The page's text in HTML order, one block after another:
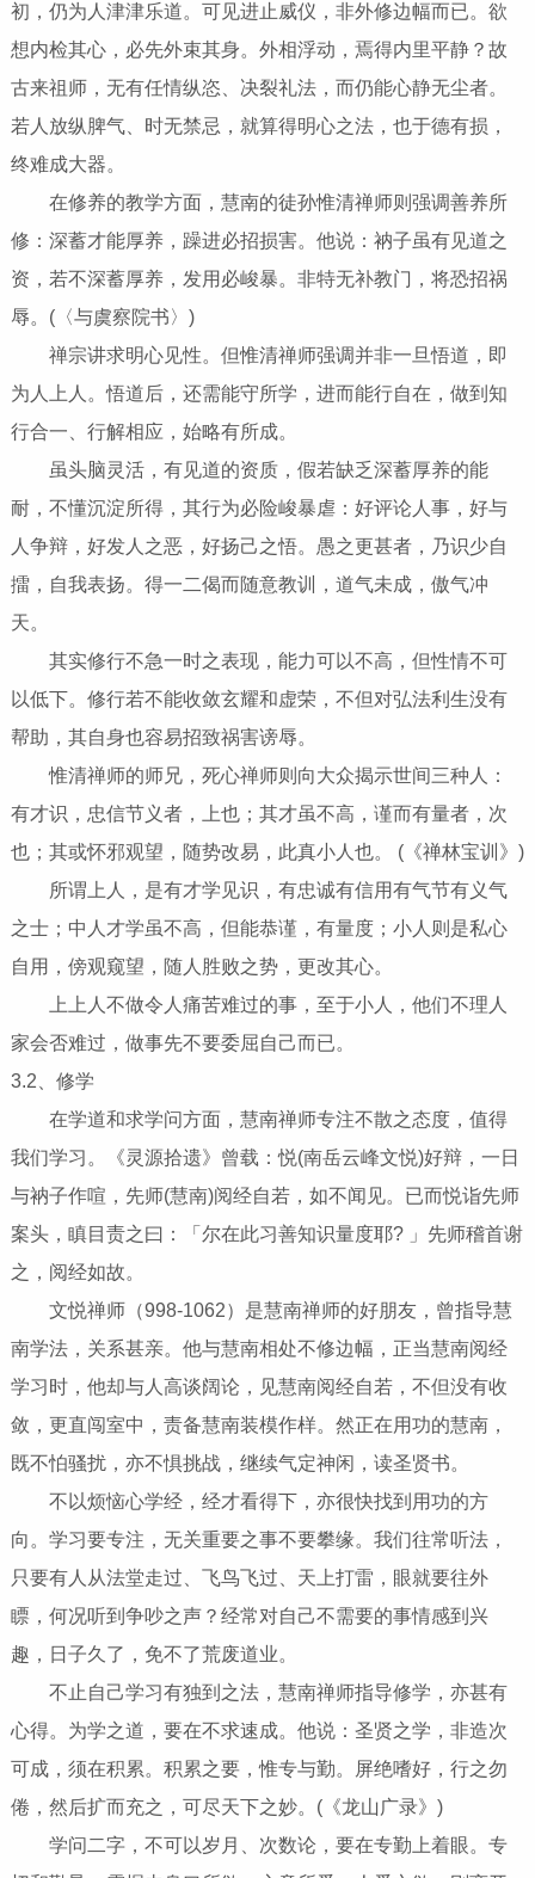
初，仍为人津津乐道。可见进止威仪，非外修边幅而已。欲
想内检其心，必先外束其身。外相浮动，焉得内里平静？故
古来祖师，无有任情纵恣、决裂礼法，而仍能心静无尘者。
若人放纵脾气、时无禁忌，就算得明心之法，也于德有损，
终难成大器。
在修养的教学方面，慧南的徒孙惟清禅师则强调善养所
修：深蓄才能厚养，躁进必招损害。他说：衲子虽有见道之
资，若不深蓄厚养，发用必峻暴。非特无补教门，将恐招祸
辱。(〈与虞察院书〉)
禅宗讲求明心见性。但惟清禅师强调并非一旦悟道，即
为人上人。悟道后，还需能守所学，进而能行自在，做到知
行合一、行解相应，始略有所成。
虽头脑灵活，有见道的资质，假若缺乏深蓄厚养的能
耐，不懂沉淀所得，其行为必险峻暴虐：好评论人事，好与
人争辩，好发人之恶，好扬己之悟。愚之更甚者，乃识少自
擂，自我表扬。得一二偈而随意教训，道气未成，傲气冲
天。
其实修行不急一时之表现，能力可以不高，但性情不可
以低下。修行若不能收敛玄耀和虚荣，不但对弘法利生没有
帮助，其自身也容易招致祸害谤辱。
惟清禅师的师兄，死心禅师则向大众揭示世间三种人：
有才识，忠信节义者，上也；其才虽不高，谨而有量者，次
也；其或怀邪观望，随势改易，此真小人也。 (《禅林宝训》)
所谓上人，是有才学见识，有忠诚有信用有气节有义气
之士；中人才学虽不高，但能恭谨，有量度；小人则是私心
自用，傍观窥望，随人胜败之势，更改其心。
上上人不做令人痛苦难过的事，至于小人，他们不理人
家会否难过，做事先不要委屈自己而已。
3.2、修学
在学道和求学问方面，慧南禅师专注不散之态度，值得
我们学习。《灵源拾遗》曾载：悦(南岳云峰文悦)好辩，一日
与衲子作喧，先师(慧南)阅经自若，如不闻见。已而悦诣先师
案头，瞋目责之曰：「尔在此习善知识量度耶? 」先师稽首谢
之，阅经如故。
文悦禅师（998-1062）是慧南禅师的好朋友，曾指导慧
南学法，关系甚亲。他与慧南相处不修边幅，正当慧南阅经
学习时，他却与人高谈阔论，见慧南阅经自若，不但没有收
敛，更直闯室中，责备慧南装模作样。然正在用功的慧南，
既不怕骚扰，亦不惧挑战，继续气定神闲，读圣贤书。
不以烦恼心学经，经才看得下，亦很快找到用功的方
向。学习要专注，无关重要之事不要攀缘。我们往常听法，
只要有人从法堂走过、飞鸟飞过、天上打雷，眼就要往外
瞟，何况听到争吵之声？经常对自己不需要的事情感到兴
趣，日子久了，免不了荒废道业。
不止自己学习有独到之法，慧南禅师指导修学，亦甚有
心得。为学之道，要在不求速成。他说：圣贤之学，非造次
可成，须在积累。积累之要，惟专与勤。屏绝嗜好，行之勿
倦，然后扩而充之，可尽天下之妙。(《龙山广录》)
学问二字，不可以岁月、次数论，要在专勤上着眼。专